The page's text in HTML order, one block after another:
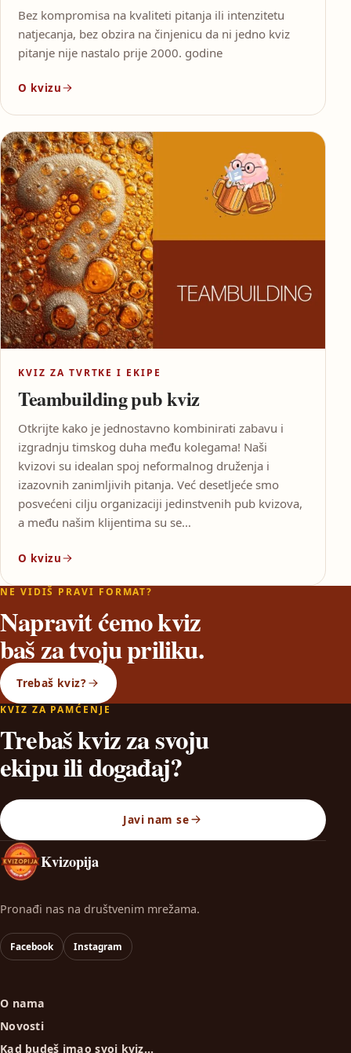
Bez kompromisa na kvaliteti pitanja ili intenzitetu
natjecanja, bez obzira na činjenicu da ni jedno kviz
pitanje nije nastalo prije 2000. godine
O kvizu
KVIZ ZA TVRTKE I EKIPE
Teambuilding pub kviz
Otkrijte kako je jednostavno kombinirati zabavu i
izgradnju timskog duha među kolegama! Naši
kvizovi su idealan spoj neformalnog druženja i
izazovnih zanimljivih pitanja. Već desetljeće smo
posvećeni cilju organizaciji jedinstvenih pub kvizova,
a među našim klijentima su se…
O kvizu
NE VIDIŠ PRAVI FORMAT?
Napravit ćemo kviz
baš za tvoju priliku.
Trebaš kviz?
KVIZ ZA PAMĆENJE
Trebaš kviz za svoju
ekipu ili događaj?
Javi nam se
Kvizopija
Pronađi nas na društvenim mrežama.
Facebook Instagram
O nama
Novosti
Kad budeš imao svoj kviz…